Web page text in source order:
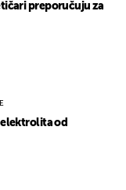
preporučuju za
elektrolita od